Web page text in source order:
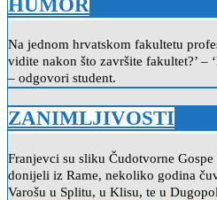
HUMOR
Na jednom hrvatskom fakultetu
vidite nakon što završite fakultet?’ –
– odgovori student.
ZANIMLJIVOSTI
Franjevci su sliku Čudotvorne
donijeli iz Rame, nekoliko godina
Varošu u Splitu, u Klisu, te u